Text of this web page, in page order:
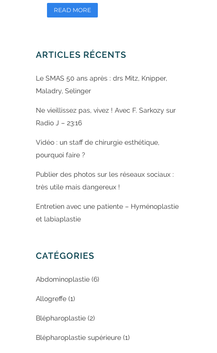
READ MORE
ARTICLES RÉCENTS
Le SMAS 50 ans après : drs Mitz, Knipper,
Maladry, Selinger
Ne vieillissez pas, vivez ! Avec F. Sarkozy sur
Radio J – 23:16
Vidéo : un staff de chirurgie esthétique,
pourquoi faire ?
Publier des photos sur les réseaux sociaux :
très utile mais dangereux !
Entretien avec une patiente – Hyménoplastie
et labiaplastie
CATÉGORIES
Abdominoplastie (6)
Allogreffe (1)
Blépharoplastie (2)
Blépharoplastie supérieure (1)